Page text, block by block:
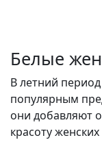
Белые
В летний
популярным
они добавляют
красоту